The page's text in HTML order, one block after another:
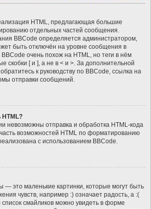
HTML, предлагающая большие
отдельных частей сообщения.
BBCode определяется администратором,
быть отключён на уровне сообщения в
очень похож на HTML, но теги в нём
скобки [ и ], а не в < и >. За дополнительной
к руководству по BBCode, ссылка на
отправки сообщений.
HTML?
невозможны отправка и обработка HTML-кода
возможностей HTML по форматированию
с использованием BBCode.
— это маленькие картинки, которые могут быть
чувств, например :) означает радость, а :(
смайликов можно увидеть в форме